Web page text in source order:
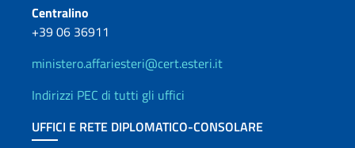
Centralino
+39 06 36911
ministero.affariesteri@cert.esteri.it
Indirizzi PEC di tutti gli uffici
UFFICI E RETE DIPLOMATICO-CONSOLARE